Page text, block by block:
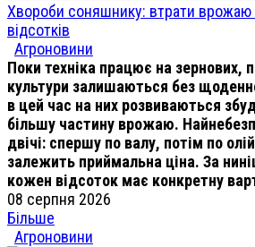
Хвороби соняшнику: втрати врожаю
відсотків
Агроновини
Поки техніка працює на зернових,
культури залишаються без
в цей час на них розвиваються
більшу частину врожаю.
двічі: спершу по валу, потім по
залежить приймальна ціна. За
кожен відсоток має конкретну
08 серпня 2026
Більше
Агроновини